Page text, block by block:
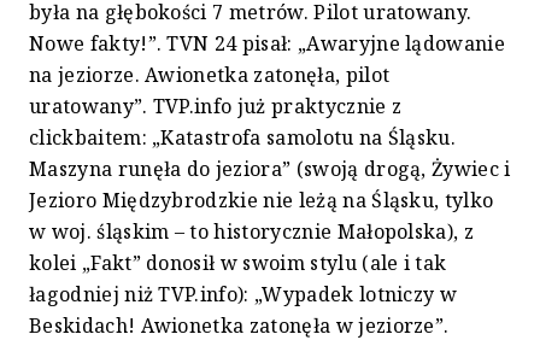
była na głębokości 7 metrów. Pilot uratowany.
Nowe fakty!”. TVN 24 pisał: „Awaryjne lądowanie
na jeziorze. Awionetka zatonęła, pilot
uratowany”. TVP.info już praktycznie z
clickbaitem: „Katastrofa samolotu na Śląsku.
Maszyna runęła do jeziora” (swoją drogą, Żywiec i
Jezioro Międzybrodzkie nie leżą na Śląsku, tylko
w woj. śląskim – to historycznie Małopolska), z
kolei „Fakt” donosił w swoim stylu (ale i tak
łagodniej niż TVP.info): „Wypadek lotniczy w
Beskidach! Awionetka zatonęła w jeziorze”.